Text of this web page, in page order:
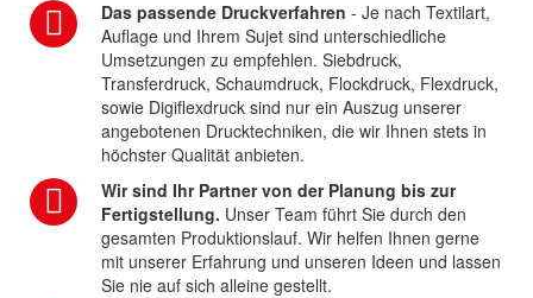
Das passende Druckverfahren - Je nach Textilart,
Auflage und Ihrem Sujet sind unterschiedliche
Umsetzungen zu empfehlen. Siebdruck,
Transferdruck, Schaumdruck, Flockdruck, Flexdruck,
sowie Digiflexdruck sind nur ein Auszug unserer
angebotenen Drucktechniken, die wir Ihnen stets in
höchster Qualität anbieten.
Wir sind Ihr Partner von der Planung bis zur
Fertigstellung. Unser Team führt Sie durch den
gesamten Produktionslauf. Wir helfen Ihnen gerne
mit unserer Erfahrung und unseren Ideen und lassen
Sie nie auf sich alleine gestellt.